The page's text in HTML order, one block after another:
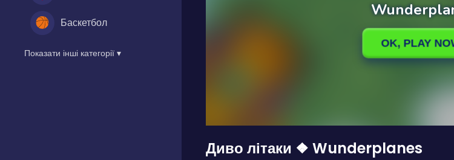
Баскетбол
Показати інші категорії ▾
Диво літаки ❖ Wunderplanes